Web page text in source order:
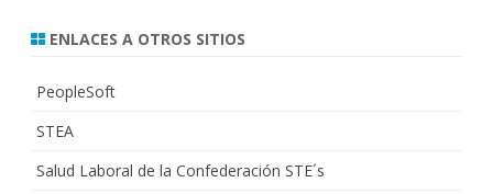
ENLACES A OTROS SITIOS
PeopleSoft
STEA
Salud Laboral de la Confederación STE´s